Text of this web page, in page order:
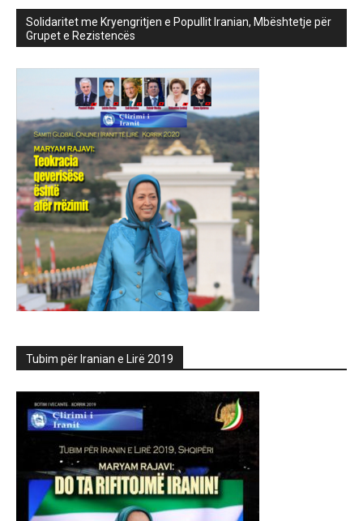
Solidaritet me Kryengritjen e Popullit Iranian, Mbështetje për
Grupet e Rezistencës
Tubim për Iranian e Lirë 2019